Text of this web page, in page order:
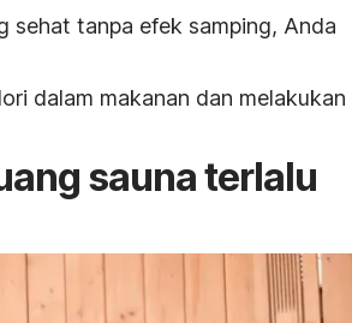
sehat tanpa efek samping, Anda
dalam makanan dan melakukan
sauna terlalu